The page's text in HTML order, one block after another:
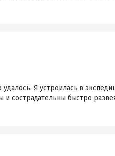
Я устроилась в
сострадательны быстро